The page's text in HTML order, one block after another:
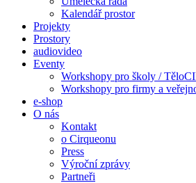
Kalendář prostor
Projekty
Prostory
audiovideo
Eventy
Workshopy pro školy /
Workshopy pro firmy a
e-shop
O nás
Kontakt
o Cirqueonu
Press
Výroční zprávy
Partneři